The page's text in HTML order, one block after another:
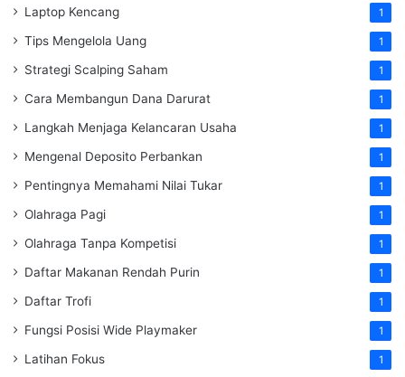
Laptop Kencang 1
Tips Mengelola Uang 1
Strategi Scalping Saham 1
Cara Membangun Dana Darurat 1
Langkah Menjaga Kelancaran Usaha 1
Mengenal Deposito Perbankan 1
Pentingnya Memahami Nilai Tukar 1
Olahraga Pagi 1
Olahraga Tanpa Kompetisi 1
Daftar Makanan Rendah Purin 1
Daftar Trofi 1
Fungsi Posisi Wide Playmaker 1
Latihan Fokus 1